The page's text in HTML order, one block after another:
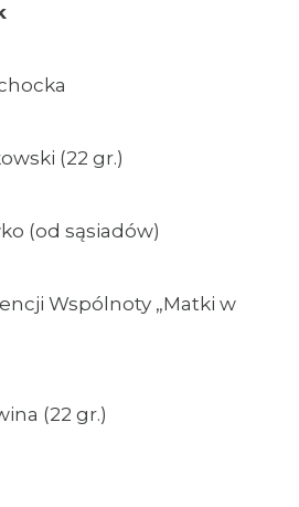
(22 gr.)
(od sąsiadów)
Wspólnoty „Matki w
(22 gr.)